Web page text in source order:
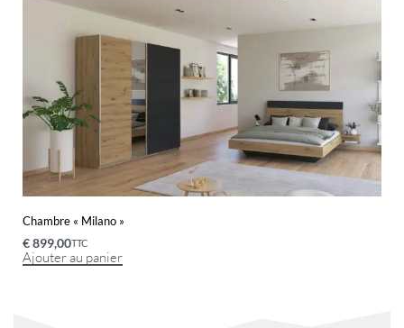
Chambre « Milano »
€899,00TTC
Ajouter au panier